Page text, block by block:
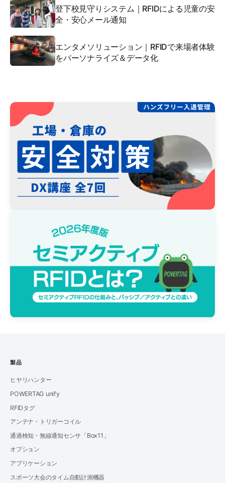
登下校見守りシステム｜RFIDによる児童の安
全・安心メール通知
エンタメソリューション｜RFIDで来場者体験
をパーソナライズ＆データ化
製品
ヒヤリハンター
POWERTAG unify
RFIDタグ
アンテナ・トリガーコイル
通過検知・無線通知センサ「Box11」
オプション
アプリケーション
スポーツ大会のタイム自動計測機器